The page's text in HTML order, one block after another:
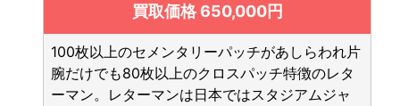
買取価格 650,000円
100枚以上のセメンタリーパッチがあしらわれ片
腕だけでも80枚以上のクロスパッチ特徴のレタ
ーマン。レターマンは日本ではスタジアムジャ